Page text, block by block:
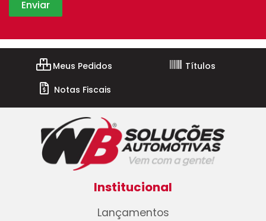
Meus Pedidos
Títulos
Notas Fiscais
Institucional
Lançamentos